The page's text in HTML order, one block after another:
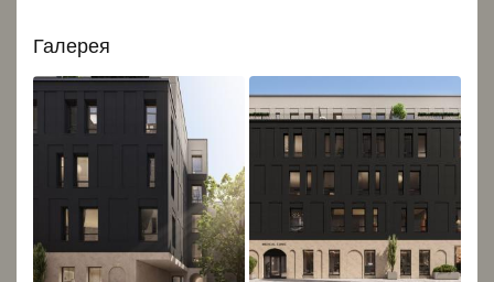
Галерея